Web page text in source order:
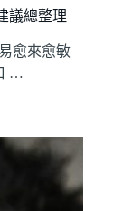
議總整理
愈來愈敏
…